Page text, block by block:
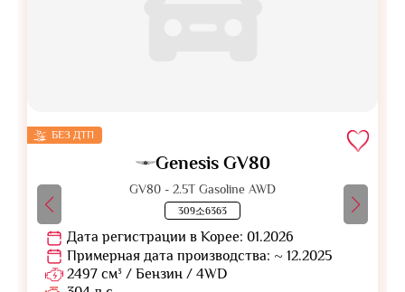
БЕЗ ДТП
Genesis GV80
GV80 - 2.5T Gasoline AWD
309소6363
Дата регистрации в Корее: 01.2026
Примерная дата производства: ~ 12.2025
2497 см³ / Бензин / 4WD